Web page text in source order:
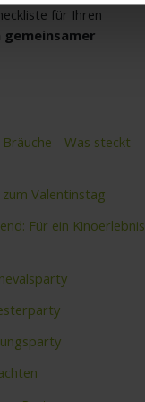
für Ihren
gemeinsamer
- Was steckt
Valentinstag
Für ein Kinoerlebnis